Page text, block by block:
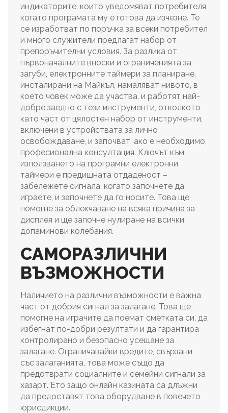
индикаторите, които уведомяват потребителя,
когато програмата му е готова да изчезне. Те
се изработват по поръчка за всеки потребител
и много служители предлагат набор от
препоръчителни условия. За разлика от
първоначалните вноски и ограниченията за
загуби, електронните таймери за планиране,
инсталирани на Майкъл, намаляват нивото, в
което човек може да участва, и работят най-
добре заедно с тези инструменти, отколкото
като част от цялостен набор от инструменти,
включени в устройствата за лично
освобождаване, и започват, ако е необходимо,
професионална консултация. Ключът към
използването на програмни електронни
таймери е предишната отдаденост –
забележете сигнала, когато започнете да
играете, и започнете да го носите. Това ще
помогне за облекчаване на всяка причина за
дисплея и ще започне нулиране на всички
допаминови колебания.
САМОРАЗЛИЧНИ
ВЪЗМОЖНОСТИ
Наличието на различни възможности е важна
част от добрия сигнал за залагане. Това ще
помогне на играчите да поемат сметката си, да
избегнат по-добри резултати и да гарантира
контролирано и безопасно усещане за
залагане. Ограничавайки вредите, свързани
със залаганията, това може също да
предотврати социалните и семейни сигнали за
хазарт. Ето защо онлайн казината са длъжни
да предоставят това оборудване в повечето
юрисдикции.